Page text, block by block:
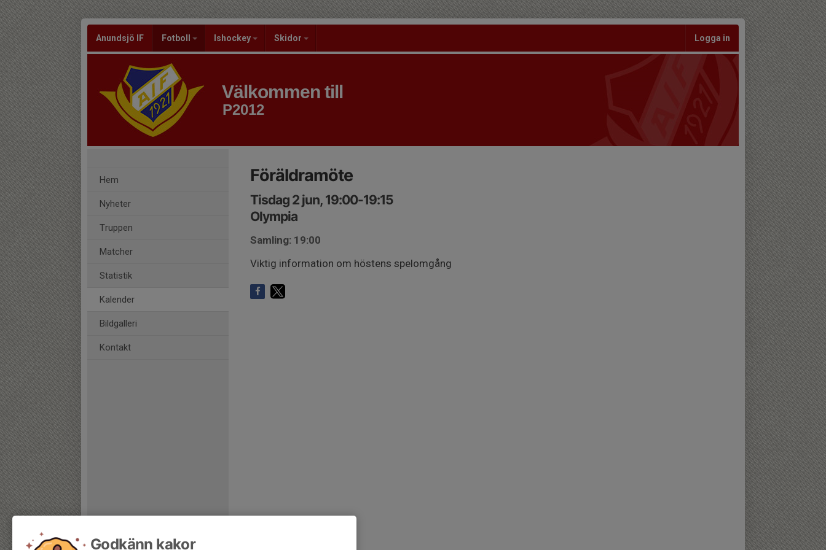
Anundsjö IF Fotboll Ishockey Skidor Logga in
Välkommen till
P2012
Hem
Nyheter
Truppen
Matcher
Statistik
Kalender
Bildgalleri
Kontakt
Föräldramöte
Tisdag 2 jun, 19:00-19:15
Olympia
Samling: 19:00
Viktig information om höstens spelomgång
Godkänn kakor